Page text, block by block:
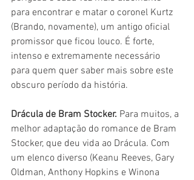
para encontrar e matar o coronel Kurtz
(Brando, novamente), um antigo oficial
promissor que ficou louco. É forte,
intenso e extremamente necessário
para quem quer saber mais sobre este
obscuro período da história.
Drácula de Bram Stocker. Para muitos, a
melhor adaptação do romance de Bram
Stocker, que deu vida ao Drácula. Com
um elenco diverso (Keanu Reeves, Gary
Oldman, Anthony Hopkins e Winona